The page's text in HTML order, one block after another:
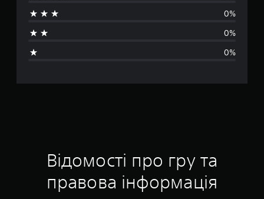
н
о
н
к
0%
0%
0%
Відомості про гру та
правова інформація